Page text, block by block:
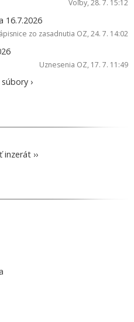
Voľby, 28. 7. 15:12
16.7.2026
zo zasadnutia OZ, 24. 7. 14:02
Uznesenia OZ, 17. 7. 11:49
›
inzerát ››